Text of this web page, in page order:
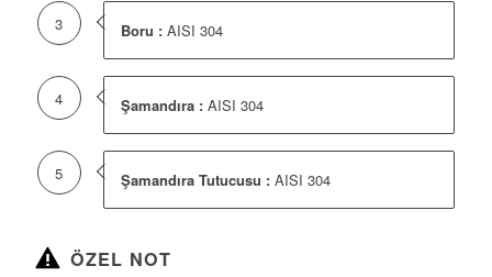
3 Boru :AISI 304
4 Şamandıra :AISI 304
5 Şamandıra Tutucusu :AISI 304
ÖZEL NOT